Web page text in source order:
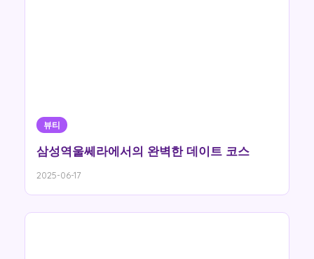
뷰티
삼성역울쎄라에서의 완벽한 데이트 코스
2025-06-17